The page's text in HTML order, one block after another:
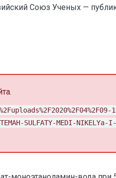
Союз Ученых —
SULFATY-MEDI-NIKELYa-I-